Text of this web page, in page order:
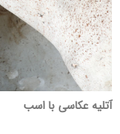
آتلیه عکاسی با اسب